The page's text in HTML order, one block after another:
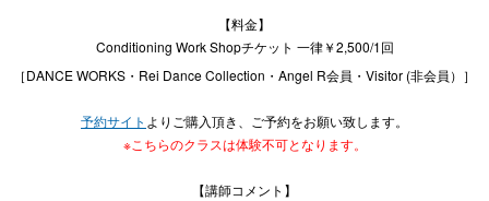
【料金】
Conditioning Work Shopチケット 一律￥2,500/1回
［DANCE WORKS・Rei Dance Collection・Angel R会員・Visitor (非会員）］
予約サイト よりご購入頂き、ご予約をお願い致します。
※こちらのクラスは体験不可となります。
【講師コメント】